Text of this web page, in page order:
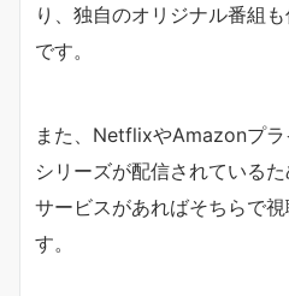
り、独自のオリジナル番組
です。
また、NetflixやAmazonプ
シリーズが配信されている
サービスがあればそちらで
す。